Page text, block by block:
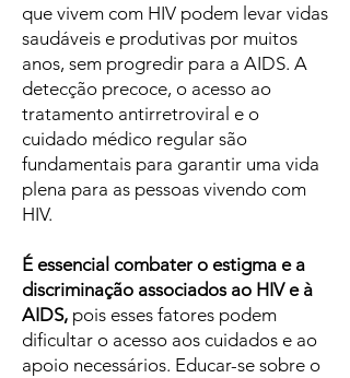
que vivem com HIV podem levar vidas
saudáveis e produtivas por muitos
anos, sem progredir para a AIDS. A
detecção precoce, o acesso ao
tratamento antirretroviral e o
cuidado médico regular são
fundamentais para garantir uma vida
plena para as pessoas vivendo com
HIV.
É essencial combater o estigma e a
discriminação associados ao HIV e à
AIDS, pois esses fatores podem
dificultar o acesso aos cuidados e ao
apoio necessários. Educar-se sobre o